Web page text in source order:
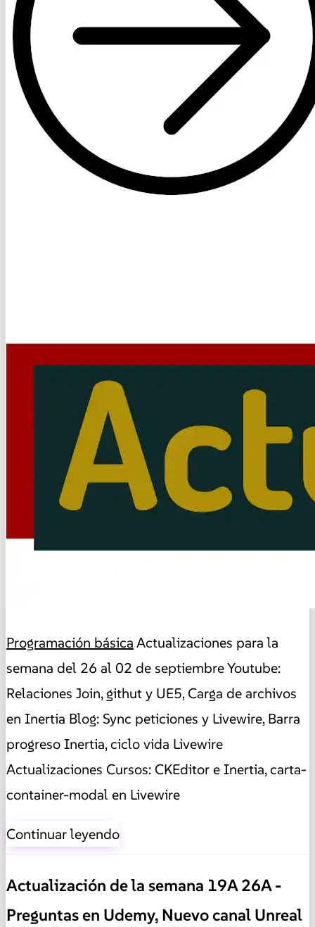
Programación básicaActualizaciones para la
semana del 26 al 02 de septiembre Youtube:
Relaciones Join, githut y UE5, Carga de archivos
en Inertia Blog: Sync peticiones y Livewire, Barra
progreso Inertia, ciclo vida Livewire
Actualizaciones Cursos: CKEditor e Inertia, carta-
container-modal en Livewire
Continuar leyendo
Actualización de la semana 19A 26A -
Preguntas en Udemy, Nuevo canal Unreal